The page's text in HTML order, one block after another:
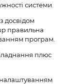
системи.
досвідом
правильна
програм.
плюс